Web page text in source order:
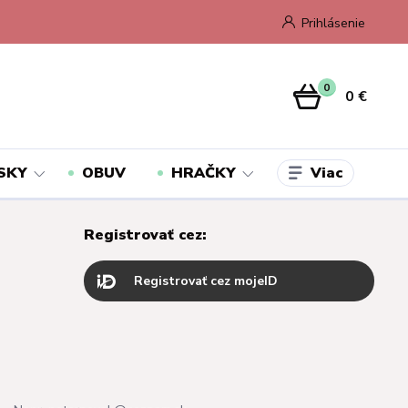
Prihlásenie
0 0 €
OBUV HRAČKY Viac
Registrovať cez:
Registrovať cez mojeID